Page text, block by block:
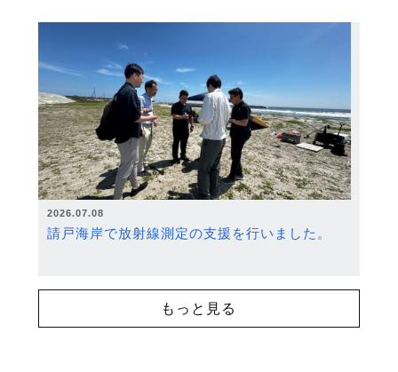
2026.07.08
請戸海岸で放射線測定の支援を行いました。
もっと見る